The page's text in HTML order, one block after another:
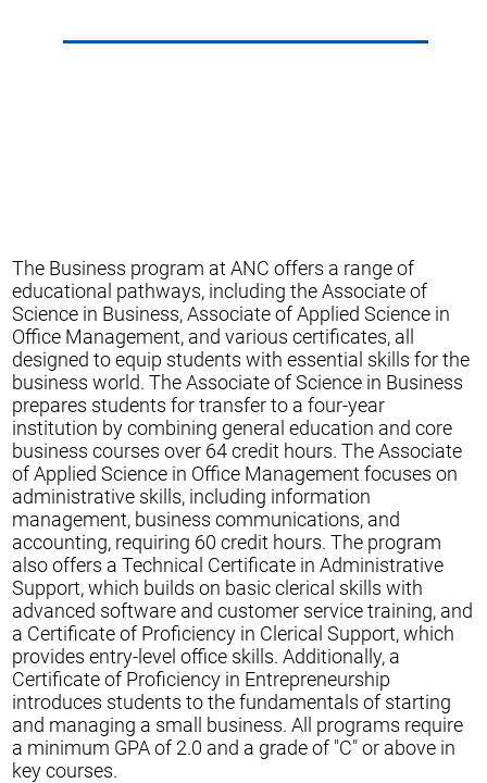
The Business program at ANC offers a range of
educational pathways, including the Associate of
Science in Business, Associate of Applied Science in
Office Management, and various certificates, all
designed to equip students with essential skills for the
business world. The Associate of Science in Business
prepares students for transfer to a four-year
institution by combining general education and core
business courses over 64 credit hours. The Associate
of Applied Science in Office Management focuses on
administrative skills, including information
management, business communications, and
accounting, requiring 60 credit hours. The program
also offers a Technical Certificate in Administrative
Support, which builds on basic clerical skills with
advanced software and customer service training, and
a Certificate of Proficiency in Clerical Support, which
provides entry-level office skills. Additionally, a
Certificate of Proficiency in Entrepreneurship
introduces students to the fundamentals of starting
and managing a small business. All programs require
a minimum GPA of 2.0 and a grade of "C" or above in
key courses.